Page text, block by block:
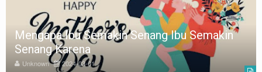
Mengapa Ibu Semakin Senang Ibu Semakin
Senang Karena
Unknown 2024-03-01